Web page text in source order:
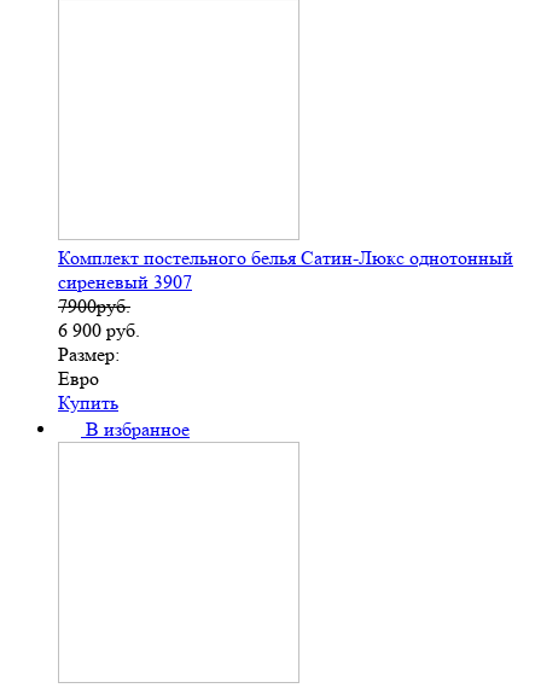
Комплект постельного белья Сатин-Люкс однотонный
сиреневый 3907
7900руб.
6 900 руб.
Размер:
Евро
Купить
В избранное